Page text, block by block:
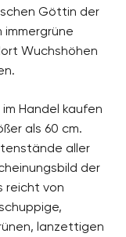
Göttin der
immergrüne
Wuchshöhen
Handel kaufen
als 60 cm.
aller
der
reicht von
lanzettigen